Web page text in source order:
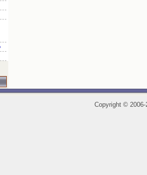
Copyright ©